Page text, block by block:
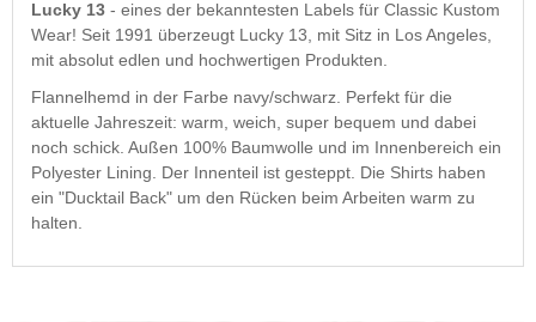
Lucky 13 - eines der bekanntesten Labels für Classic Kustom
Wear! Seit 1991 überzeugt Lucky 13, mit Sitz in Los Angeles,
mit absolut edlen und hochwertigen Produkten.
Flannelhemd in der Farbe navy/schwarz. Perfekt für die
aktuelle Jahreszeit: warm, weich, super bequem und dabei
noch schick. Außen 100% Baumwolle und im Innenbereich ein
Polyester Lining. Der Innenteil ist gesteppt. Die Shirts haben
ein "Ducktail Back" um den Rücken beim Arbeiten warm zu
halten.